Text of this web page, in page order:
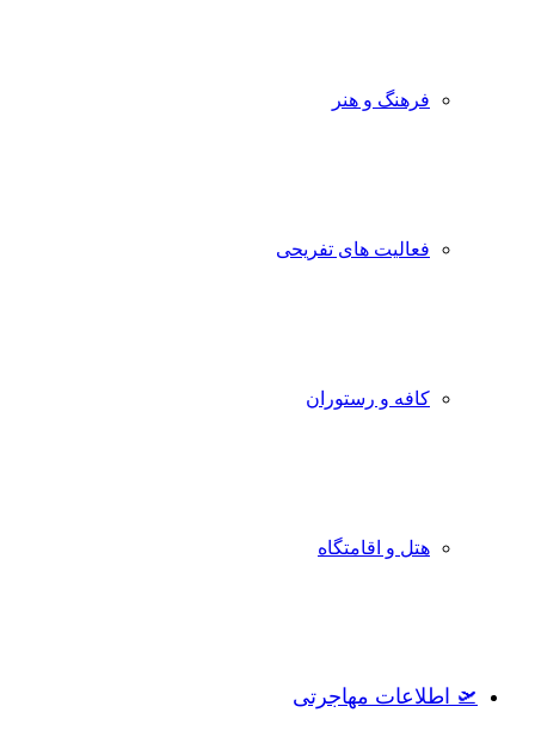
فرهنگ و هنر
فعالیت های تفریحی
کافه و رستوران
هتل و اقامتگاه
🛫 اطلاعات مهاجرتی